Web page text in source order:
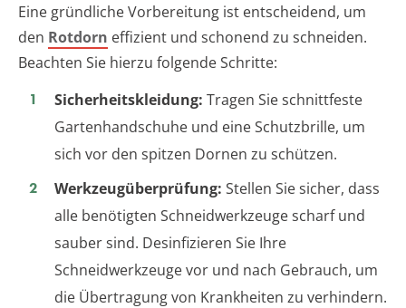
Eine gründliche Vorbereitung ist entscheidend, um
den Rotdorn effizient und schonend zu schneiden.
Beachten Sie hierzu folgende Schritte:
Sicherheitskleidung: Tragen Sie schnittfeste
Gartenhandschuhe und eine Schutzbrille, um
sich vor den spitzen Dornen zu schützen.
Werkzeugüberprüfung: Stellen Sie sicher, dass
alle benötigten Schneidwerkzeuge scharf und
sauber sind. Desinfizieren Sie Ihre
Schneidwerkzeuge vor und nach Gebrauch, um
die Übertragung von Krankheiten zu verhindern.